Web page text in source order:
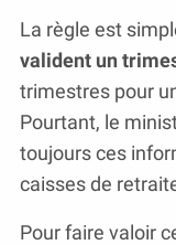
La règle est
valident un
trimestres pour
Pourtant, le
toujours ces
caisses de
Pour faire valoir